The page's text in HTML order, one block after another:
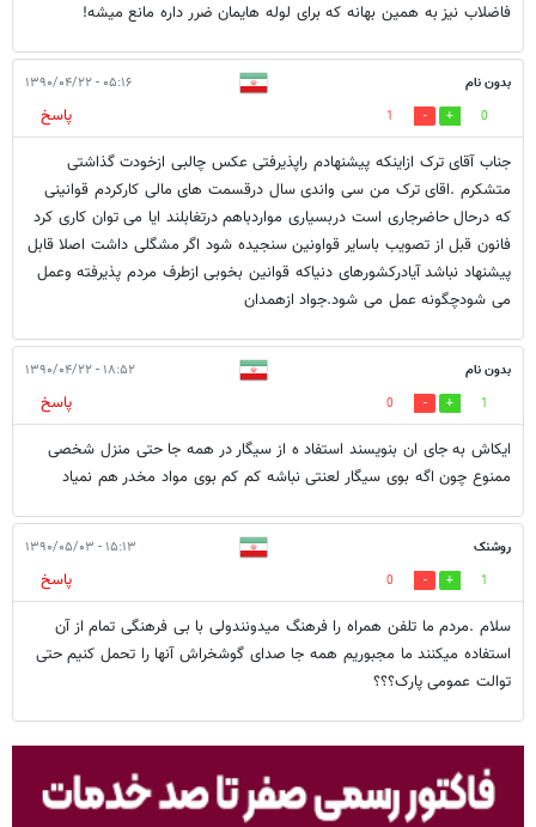
فاضلاب نیز به همین بهانه که برای لوله هایمان ضرر داره مانع میشه!
بدون نام ۰۵:۱۶ - ۱۳۹۰/۰۴/۲۲
0
1
پاسخ
جناب آقای ترک ازاینکه پیشنهادم راپذیرفتی عکس چالبی ازخودت گذاشتی
متشکرم .اقای ترک من سی واندی سال درقسمت های مالی کارکردم قوانینی
که درحال حاضرجاری است دربسیاری مواردباهم درتغابلند ایا می توان کاری کرد
فانون قبل از تصویب باسایر قواونین سنجیده شود اگر مشگلی داشت اصلا قابل
پیشنهاد نباشد آیادرکشورهای دنیاکه قوانین بخوبی ازطرف مردم پذیرفته وعمل
می شودچگونه عمل می شود.جواد ازهمدان
بدون نام ۱۸:۵۲ - ۱۳۹۰/۰۴/۲۲
1
0
پاسخ
ایکاش به جای ان بنویسند استفاد ه از سیگار در همه جا حتی منزل شخصی
ممنوع چون اگه بوی سیگار لعنتی نباشه کم کم بوی مواد مخدر هم نمیاد
روشنک ۱۵:۱۳ - ۱۳۹۰/۰۵/۰۳
1
0
پاسخ
سلام .مردم ما تلفن همراه را فرهنگ میدونندولی با بی فرهنگی تمام از آن
استفاده میکنند ما مجبوریم همه جا صدای گوشخراش آنها را تحمل کنیم حتی
توالت عمومی پارک؟؟؟